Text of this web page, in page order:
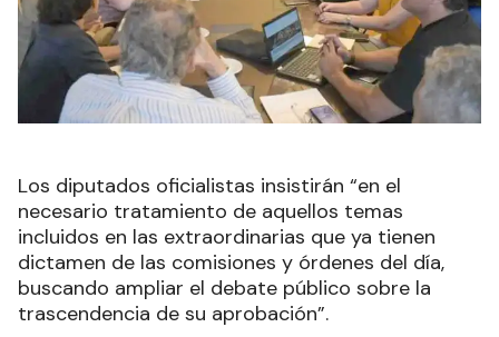
Los diputados oficialistas insistirán “en el
necesario tratamiento de aquellos temas
incluidos en las extraordinarias que ya tienen
dictamen de las comisiones y órdenes del día,
buscando ampliar el debate público sobre la
trascendencia de su aprobación”.